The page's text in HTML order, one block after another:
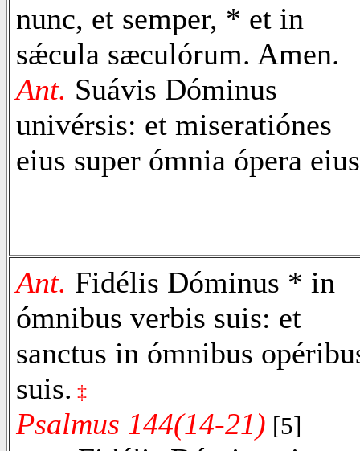
nunc, et semper, * et in
sǽcula sæculórum. Amen.
Ant. Suávis Dóminus
univérsis: et miseratiónes
eius super ómnia ópera
Ant. Fidélis Dóminus * in
ómnibus verbis suis: et
sanctus in ómnibus
suis. ‡
Psalmus 144(14-21) [5]